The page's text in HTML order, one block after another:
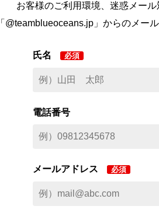
お客様のご利用環境、迷惑メー
「@teamblueoceans.jp」からのメー
氏名 必須
電話番号
メールアドレス 必須